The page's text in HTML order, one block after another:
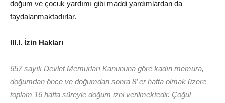
doğum ve çocuk yardımı gibi maddi yardımlardan da
faydalanmaktadırlar.
III.I. İzin Hakları
657 sayılı Devlet Memurları Kanununa göre kadın memura,
doğumdan önce ve doğumdan sonra 8’ er hafta olmak üzere
toplam 16 hafta süreyle doğum izni verilmektedir. Çoğul